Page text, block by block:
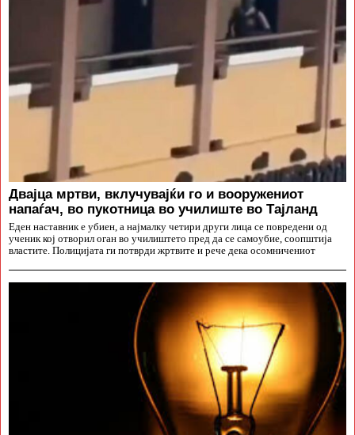
Двајца мртви, вклучувајќи го и вооружениот
напаѓач, во пукотница во училиште во Тајланд
Еден наставник е убиен, а најмалку четири други лица се повредени од
ученик кој отворил оган во училиштето пред да се самоубие, соопштија
властите. Полицијата ги потврди жртвите и рече дека осомничениот